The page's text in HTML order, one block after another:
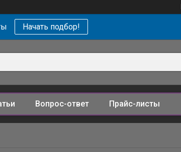
Начать подбор!
Вопрос-ответ Прайс-листы